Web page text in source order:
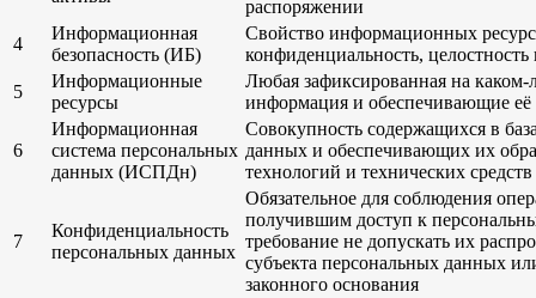
распоряжении
4
Информационная
безопасность (ИБ)
Свойство информационных
конфиденциальность, целостность
5
Информационные
ресурсы
Любая зафиксированная на каком-
информация и обеспечивающие её
6
Информационная
система персональных
данных (ИСПДн)
Совокупность содержащихся в
данных и обеспечивающих их
технологий и технических средств
7
Конфиденциальность
персональных данных
Обязательное для соблюдения
получившим доступ к
требование не допускать их
субъекта персональных данных
законного основания